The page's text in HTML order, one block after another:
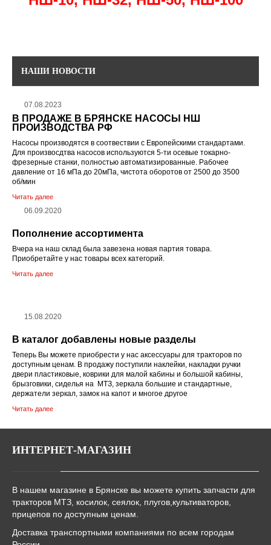
НАШИ НОВОСТИ
07.08.2023
В ПРОДАЖЕ В БРЯНСКЕ НАСОСЫ НШ
ПРОИЗВОДСТВА РФ
Насосы производятся в соотвествии с Европейскими стандартами.
Для произвосдтва насосов используются 5-ти осевые токарно-
фрезерные станки, полностью автоматизированные. Рабочее
давление от 16 мПа до 20мПа, чистота оборотов от 2500 до 3500
об/мин
Читать далее
06.09.2020
Пополнение ассортимента
Вчера на наш склад была завезена новая партия товара.
Приобретайте у нас товары всех категорий.
Читать далее
15.08.2020
В каталог добавлены новые разделы
Теперь Вы можете приобрести у нас аксессуары для тракторов по
доступным ценам. В продажу поступили наклейки, накладки ручки
двери пластиковые, коврики для малой кабины и большой кабины,
брызговики, сиделья на МТЗ, зеркала большие и стандартные,
держатели зеркал, замок на капот и многое другое
Читать далее
ИНТЕРНЕТ-МАГАЗИН
В нашем магазине в Брянске вы можете купить запчасти для
тракторов МТЗ, косилок, сеялок, плугов,культиваторов,
прицепов по доступным ценам.
Доставка транспортными компаниями по всем городам